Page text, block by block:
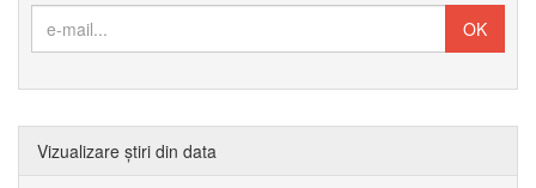
Vizualizare știri din data